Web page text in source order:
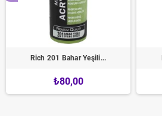
Rich 201 Bahar Yeşili...
₺80,00